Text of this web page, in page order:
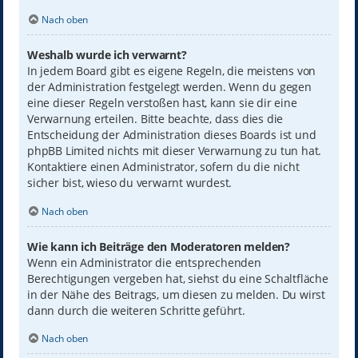
Nach oben
Weshalb wurde ich verwarnt?
In jedem Board gibt es eigene Regeln, die meistens von
der Administration festgelegt werden. Wenn du gegen
eine dieser Regeln verstoßen hast, kann sie dir eine
Verwarnung erteilen. Bitte beachte, dass dies die
Entscheidung der Administration dieses Boards ist und
phpBB Limited nichts mit dieser Verwarnung zu tun hat.
Kontaktiere einen Administrator, sofern du die nicht
sicher bist, wieso du verwarnt wurdest.
Nach oben
Wie kann ich Beiträge den Moderatoren melden?
Wenn ein Administrator die entsprechenden
Berechtigungen vergeben hat, siehst du eine Schaltfläche
in der Nähe des Beitrags, um diesen zu melden. Du wirst
dann durch die weiteren Schritte geführt.
Nach oben